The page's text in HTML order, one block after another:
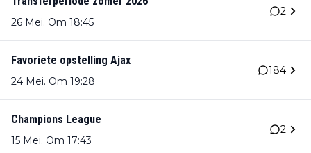
26 Mei. Om 18:45
2
Favoriete opstelling Ajax
24 Mei. Om 19:28
184
Champions League
15 Mei. Om 17:43
2